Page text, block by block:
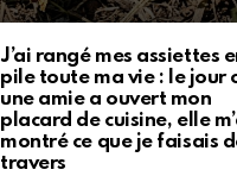
J’ai rangé mes assiettes
pile toute ma vie : le jour
une amie a ouvert mon
placard de cuisine, elle
montré ce que je faisais
travers